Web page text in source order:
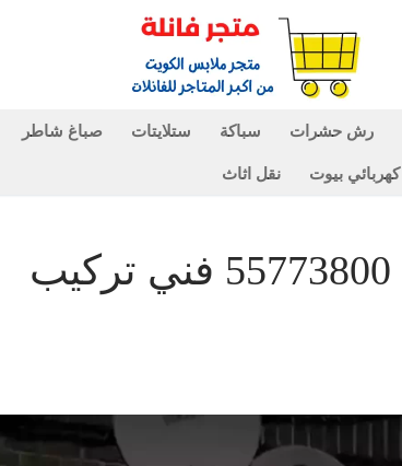
رش حشرات سباكة ستلايتات صباغ شاطر
كهربائي بيوت نقل اثاث
فني ستلايت ورسيفر الروضة 55773800 فني تركيب